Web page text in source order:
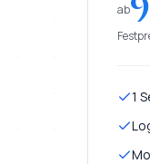
ab
1